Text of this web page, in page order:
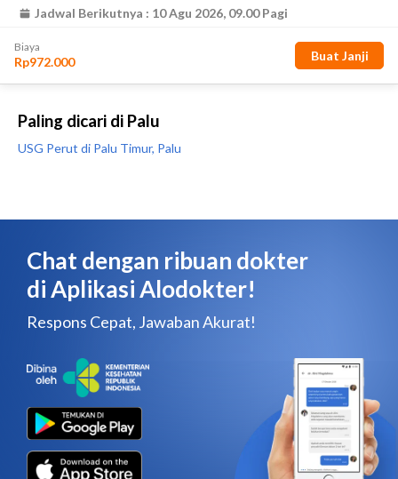
Paling dicari di Palu
USG Perut di Palu Timur, Palu